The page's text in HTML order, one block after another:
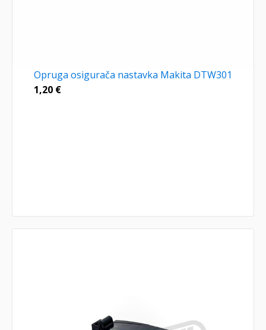
Opruga osigurača nastavka Makita DTW301
1,20 €